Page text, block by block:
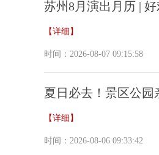
苏州8月演出月历 |
【详细】
时间：2026-08-07 09:15:58
夏日必去！景区公园
【详细】
时间：2026-08-06 09:33:42